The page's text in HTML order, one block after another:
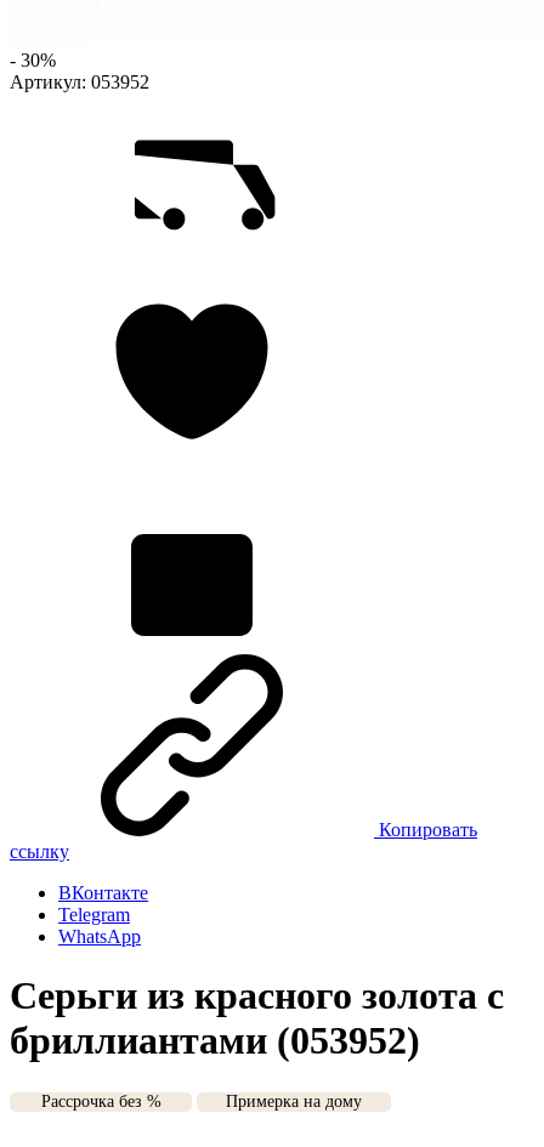
- 30%
Артикул: 053952
Копировать
ссылку
ВКонтакте
Telegram
WhatsApp
Серьги из красного золота с
бриллиантами (053952)
Рассрочка без % Примерка на дому